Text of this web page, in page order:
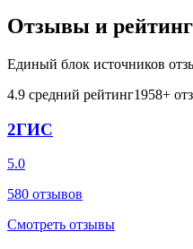
Отзывы и рейтинг
Единый блок источников
4.9 средний рейтинг1958+
2ГИС
5.0
580 отзывов
Смотреть отзывы